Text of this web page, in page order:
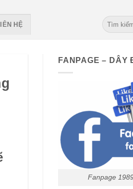
HỆ
Search
for:
FANPAGE – DÂY
Fanpage